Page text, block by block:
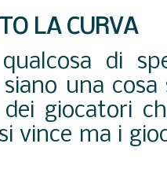
LA CURVA
di
una cosa
dei giocatori
vince ma i